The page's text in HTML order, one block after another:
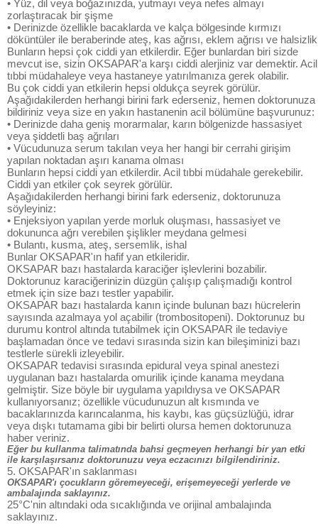
• Yüz, dil veya boğazınızda, yutmayı veya nefes almayı
zorlaştıracak bir şişme
• Derinizde özellikle bacaklarda ve kalça bölgesinde kırmızı
döküntüler ile beraberinde ateş, kas ağrısı, eklem ağrısı ve halsizlik
Bunların hepsi çok ciddi yan etkilerdir. Eğer bunlardan biri sizde
mevcut ise, sizin OKSAPAR'a karşı ciddi alerjiniz var demektir. Acil
tıbbi müdahaleye veya hastaneye yatırılmanıza gerek olabilir.
Bu çok ciddi yan etkilerin hepsi oldukça seyrek görülür.
Aşağıdakilerden herhangi birini fark ederseniz, hemen doktorunuza
bildiriniz veya size en yakın hastanenin acil bölümüne başvurunuz:
• Derinizde daha geniş morarmalar, karın bölgenizde hassasiyet
veya şiddetli baş ağrıları
• Vücudunuza serum takılan veya her hangi bir cerrahi girişim
yapılan noktadan aşırı kanama olması
Bunların hepsi ciddi yan etkilerdir. Acil tıbbi müdahale gerekebilir.
Ciddi yan etkiler çok seyrek görülür.
Aşağıdakilerden herhangi birini fark ederseniz, doktorunuza
söyleyiniz:
• Enjeksiyon yapılan yerde morluk oluşması, hassasiyet ve
dokununca ağrı verebilen şişlikler meydana gelmesi
• Bulantı, kusma, ateş, sersemlik, ishal
Bunlar OKSAPAR'ın hafif yan etkileridir.
OKSAPAR bazı hastalarda karaciğer işlevlerini bozabilir.
Doktorunuz karaciğerinizin düzgün çalışıp çalışmadığı kontrol
etmek için size bazı testler yapabilir.
OKSAPAR bazı hastalarda kanın içinde bulunan bazı hücrelerin
sayısında azalmaya yol açabilir (trombositopeni). Doktorunuz bu
durumu kontrol altında tutabilmek için OKSAPAR ile tedaviye
başlamadan önce ve tedavi sırasında sizin kan bileşiminizi bazı
testlerle sürekli izleyebilir.
OKSAPAR tedavisi sırasında epidural veya spinal anestezi
uygulanan bazı hastalarda omurilik içinde kanama meydana
gelmiştir. Size böyle bir uygulama yapıldıysa ve OKSAPAR
kullanıyorsanız; özellikle vücudunuzun alt kısmında ve
bacaklarınızda karıncalanma, his kaybı, kas güçsüzlüğü, idrar
veya dışkı tutamama gibi bir belirti olursa hemen doktorunuza
haber veriniz.
Eğer bu kullanma talimatında bahsi geçmeyen herhangi bir yan etki
ile karşılaşırsanız doktorunuzu veya eczacınızı bilgilendiriniz.
5. OKSAPAR'ın saklanması
OKSAPAR'ı çocukların göremeyeceği, erişemeyeceği yerlerde ve
ambalajında saklayınız.
25°C'nin altındaki oda sıcaklığında ve orijinal ambalajında
saklayınız.